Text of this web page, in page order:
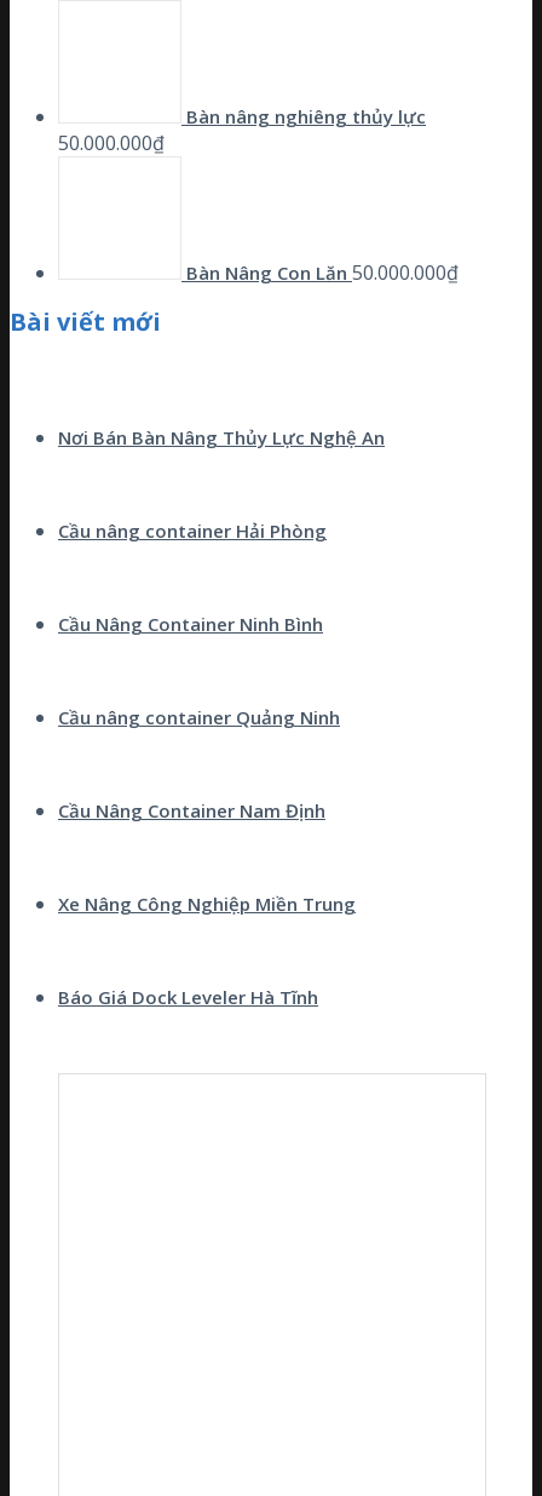
Bàn nâng nghiêng thủy lực
50.000.000₫
Bàn Nâng Con Lăn 50.000.000₫
Bài viết mới
Nơi Bán Bàn Nâng Thủy Lực Nghệ An
Cầu nâng container Hải Phòng
Cầu Nâng Container Ninh Bình
Cầu nâng container Quảng Ninh
Cầu Nâng Container Nam Định
Xe Nâng Công Nghiệp Miền Trung
Báo Giá Dock Leveler Hà Tĩnh